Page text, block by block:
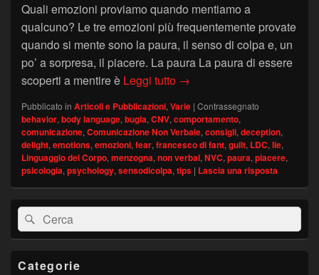
Quali emozioni proviamo quando mentiamo a
qualcuno? Le tre emozioni più frequentemente provate
quando si mente sono la paura, il senso di colpa e, un
po’ a sorpresa, il piacere. La paura La paura di essere
scoperti a mentire è Leggi tutto Emozioni legate alla
→
Pubblicato in Articoli e Pubblicazioni,Varie | Contrassegnato
behavior,body language,bugia,CNV,comportamento,
comunicazione,Comunicazione Non Verbale,consigli,deception,
delight,emotions,emozioni,fear,francesco di fant,guilt, LDC,lie,
Linguaggio del Corpo,menzogna,non verbal,NVC,paura,piacere,
psicologia,psychology,sensodicolpa,tips | Lascia una risposta
Area
widget
barra
Cerca:Cerca
Categorie